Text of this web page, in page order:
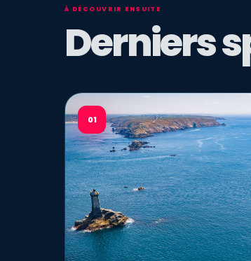
À DÉCOUVRIR ENSUITE
Derniers
01